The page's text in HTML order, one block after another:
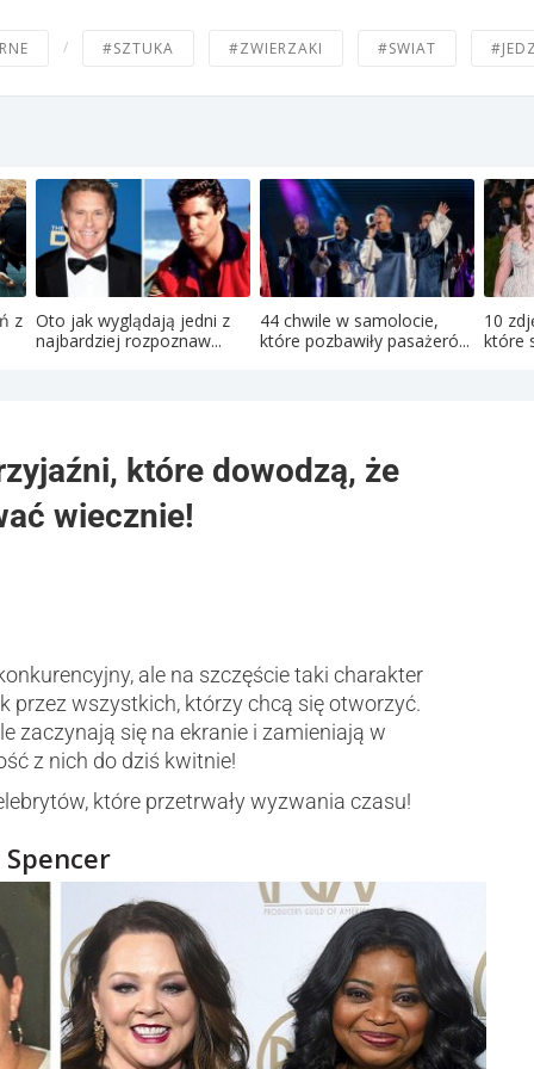
/ #SZTUKA #ZWIERZAKI #SWIAT
z Oto jak wyglądają jedni z
najbardziej rozpoznaw...
44 chwile w samolocie,
które pozbawiły pasażeró...
10
które
które dowodzą, że
wiecznie!
ale na szczęście taki charakter
przez wszystkich, którzy chcą się otworzyć.
zaczynają się na ekranie i zamieniają w
z nich do dziś kwitnie!
które przetrwały wyzwania czasu!